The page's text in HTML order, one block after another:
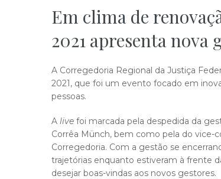
Em clima de
2021 apresenta nova
A Corregedoria Regional da Justiça
2021, que foi um evento focado em
pessoas.
A live foi marcada pela despedida da
Corrêa Münch, bem como pela do vice-
Corregedoria. Com a gestão se
trajetórias enquanto estiveram à frente
desejar boas-vindas aos novos gestores.